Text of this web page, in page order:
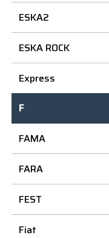
ESKA2
ESKA ROCK
Express
F
FAMA
FARA
FEST
Fiat